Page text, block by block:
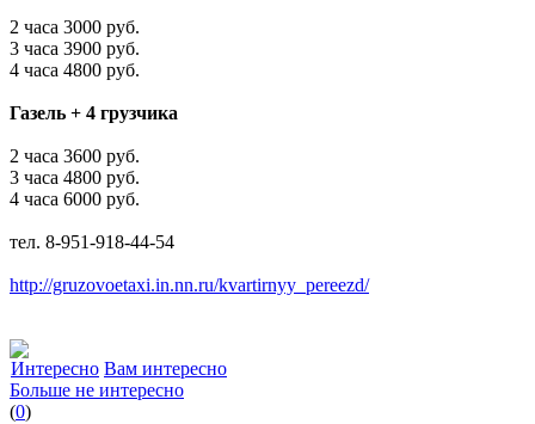
2 часа 3000 руб.
3 часа 3900 руб.
4 часа 4800 руб.
Газель + 4 грузчика
2 часа 3600 руб.
3 часа 4800 руб.
4 часа 6000 руб.
тел. 8-951-918-44-54
http://gruzovoetaxi.in.nn.ru/kvartirnyy_pereezd/
Интересно Вам интересно
Больше не интересно
(0)